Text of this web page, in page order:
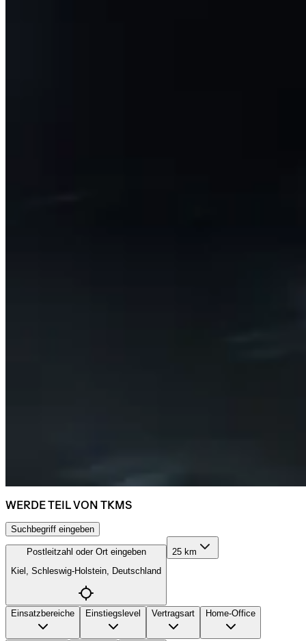
WERDE TEIL VON TKMS
Suchbegriff eingeben
Postleitzahl oder Ort eingeben
Kiel, Schleswig-Holstein, Deutschland
25 km
Einsatzbereiche Einstiegslevel Vertragsart Home-Office